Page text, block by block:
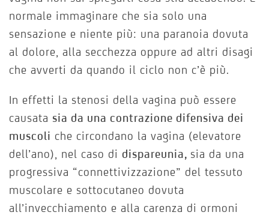
normale immaginare che sia solo una
sensazione e niente più: una paranoia dovuta
al dolore, alla secchezza oppure ad altri disagi
che avverti da quando il ciclo non c’è più.
In effetti la stenosi della vagina può essere
causata sia da una contrazione difensiva dei
muscoli che circondano la vagina (elevatore
dell’ano), nel caso di dispareunia, sia da una
progressiva “connettivizzazione” del tessuto
muscolare e sottocutaneo dovuta
all’invecchiamento e alla carenza di ormoni